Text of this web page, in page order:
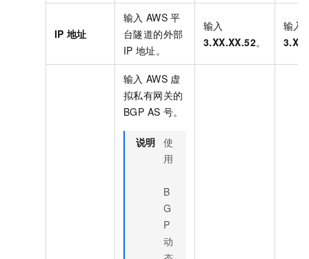
IP 地址
输入 AWS 平
台隧道的外部
IP 地址。
输入
3.XX.XX.52。
输入
输入 AWS 虚
拟私有网关的
BGP AS 号。
说明 使
用
B
G
P
动